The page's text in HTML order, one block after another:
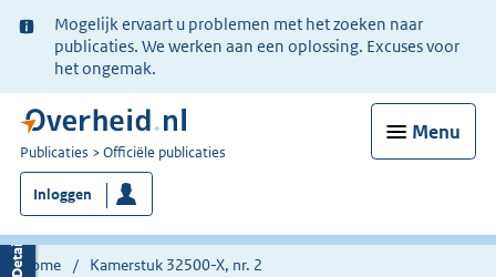
Ter
informatie:
Mogelijk ervaart u problemen met het zoeken naar
publicaties. We werken aan een oplossing. Excuses voor
het ongemak.
Menu
U
bent
nu
hier:
Publicaties Officiële publicaties
Inloggen
Home Kamerstuk 32500-X, nr. 2